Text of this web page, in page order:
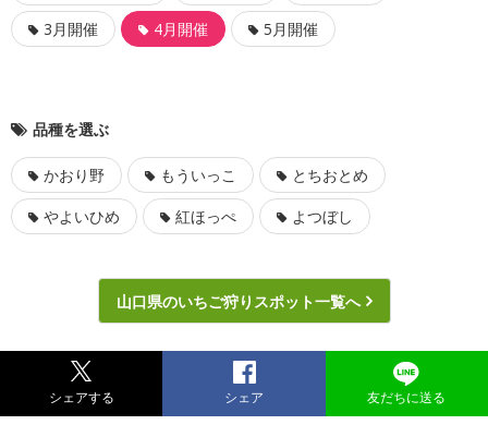
3月開催 4月開催 5月開催
品種を選ぶ
かおり野 もういっこ
とちおとめ
やよいひめ
紅ほっぺ よつぼし
山口県のいちご狩りスポット一覧へ
シェアする シェア 友だちに送る